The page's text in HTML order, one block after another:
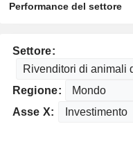
Performance del settore
Settore:
Regione:
Asse X: